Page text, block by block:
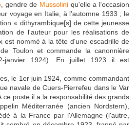
, gendre de Mussolini qu'elle a l'occasion
voyage en Italie, à l'automne 1933 ; le
« dithyrambique[s] de cette jeunesse
de l'auteur pour les réalisations de
est nommé à la tête d'une escadrille de
Toulon et commande la canonnière
janvier 1924). En juillet 1923 il est
le 1er juin 1924, comme commandant
navale de Cuers-Pierrefeu dans le Var
ce poste il a la responsabilité des grands
Méditerranée (ancien Nordstern),
à la France par l'Allemagne (l'autre,